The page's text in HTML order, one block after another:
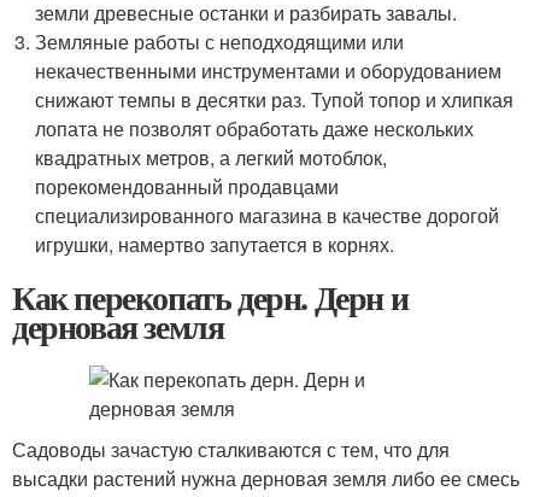
земли древесные останки и разбирать завалы.
Земляные работы с неподходящими или
некачественными инструментами и оборудованием
снижают темпы в десятки раз. Тупой топор и хлипкая
лопата не позволят обработать даже нескольких
квадратных метров, а легкий мотоблок,
порекомендованный продавцами
специализированного магазина в качестве дорогой
игрушки, намертво запутается в корнях.
Как перекопать дерн. Дерн и
дерновая земля
Садоводы зачастую сталкиваются с тем, что для
высадки растений нужна дерновая земля либо ее смесь